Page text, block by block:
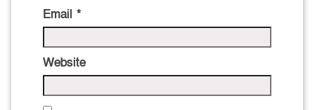
Email *
Website